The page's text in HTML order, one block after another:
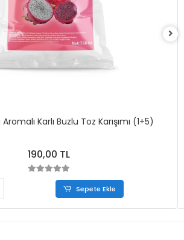
Karlı Buzlu Toz Karışımı (1+5)
190,00 TL
Sepete Ekle